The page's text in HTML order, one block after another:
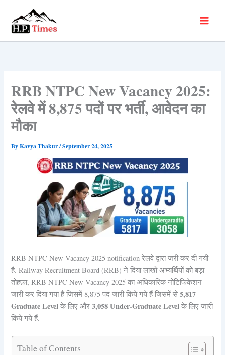
content
RRB NTPC New Vacancy 2025:
रेलवे में 8,875 पदों पर भर्ती, आवेदन का
मौका
ByKavya Thakur/September 24, 2025
RRB NTPC New Vacancy 2025 notification रेलवे द्वारा जरी कर दी गयी
है. Railway Recruitment Board (RRB) ने दिया लाखों अभ्यर्थियों को बड़ा
तोहफ़ा, RRB NTPC New Vacancy 2025 का अधिकारिक नोटिफिकेशन
जारी कर दिया गया है जिसमें 8,875 पद जारी किये गये हैं जिसमें से5,817
Graduate Level के लिए और3,058 Under-Graduate Level के लिए जारी
किये गये हैं.
Table of Contents